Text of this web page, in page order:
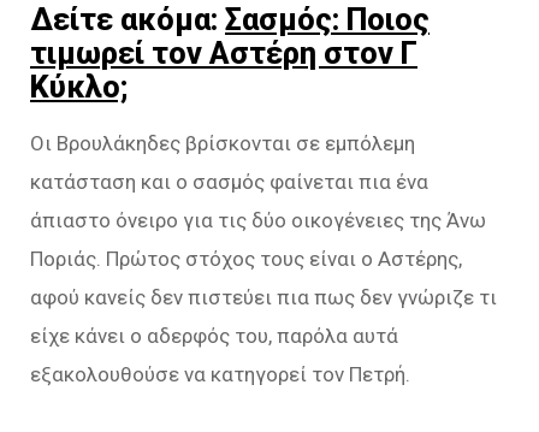
Δείτε ακόμα: Σασμός: Ποιος
τιμωρεί τον Αστέρη στον Γ
Kύκλο;
Οι Βρουλάκηδες βρίσκονται σε εμπόλεμη
κατάσταση και ο σασμός φαίνεται πια ένα
άπιαστο όνειρο για τις δύο οικογένειες της Άνω
Ποριάς. Πρώτος στόχος τους είναι ο Αστέρης,
αφού κανείς δεν πιστεύει πια πως δεν γνώριζε τι
είχε κάνει ο αδερφός του, παρόλα αυτά
εξακολουθούσε να κατηγορεί τον Πετρή.